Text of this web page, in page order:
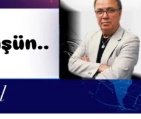
Dostane Bir Yanıt:
Bir Lüks Değildir”"
Kazandırmaz"